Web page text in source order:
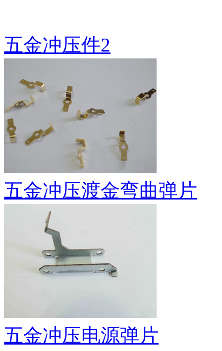
五金冲压件2
五金冲压渡金弯曲弹片
五金冲压电源弹片